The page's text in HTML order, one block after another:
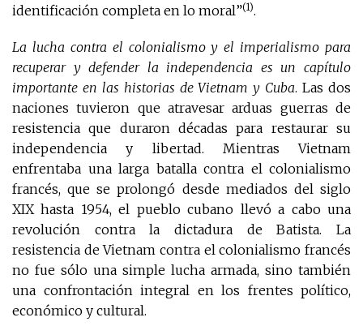
identificación completa en lo moral”(1).
La lucha contra el colonialismo y el imperialismo para
recuperar y defender la independencia es un capítulo
importante en las historias de Vietnam y Cuba. Las dos
naciones tuvieron que atravesar arduas guerras de
resistencia que duraron décadas para restaurar su
independencia y libertad. Mientras Vietnam
enfrentaba una larga batalla contra el colonialismo
francés, que se prolongó desde mediados del siglo
XIX hasta 1954, el pueblo cubano llevó a cabo una
revolución contra la dictadura de Batista. La
resistencia de Vietnam contra el colonialismo francés
no fue sólo una simple lucha armada, sino también
una confrontación integral en los frentes político,
económico y cultural.